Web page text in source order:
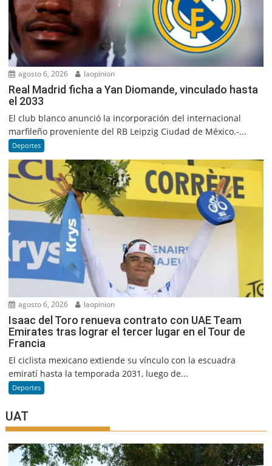
agosto 6, 2026 laopinion
Real Madrid ficha a Yan Diomande, vinculado hasta
el 2033
El club blanco anunció la incorporación del internacional
marfileño proveniente del RB Leipzig Ciudad de México.-...
Deportes
agosto 6, 2026 laopinion
Isaac del Toro renueva contrato con UAE Team
Emirates tras lograr el tercer lugar en el Tour de
Francia
El ciclista mexicano extiende su vínculo con la escuadra
emiratí hasta la temporada 2031, luego de...
Deportes
UAT